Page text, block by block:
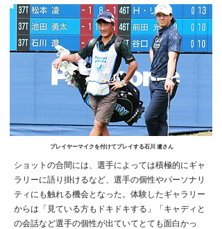
プレイヤーマイクを付けてプレイする石川 遼さん
ショットの合間には、選手によっては積極的にギャ
ラリーに語り掛けるなど、選手の個性やパーソナリ
ティにも触れる機会となった。体験したギャラリー
からは「見ている方もドキドキする」「キャディと
の会話など選手の個性が出ていてとても面白かっ